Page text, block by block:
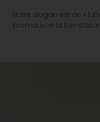
Notre slogan est de «
promouvoir la